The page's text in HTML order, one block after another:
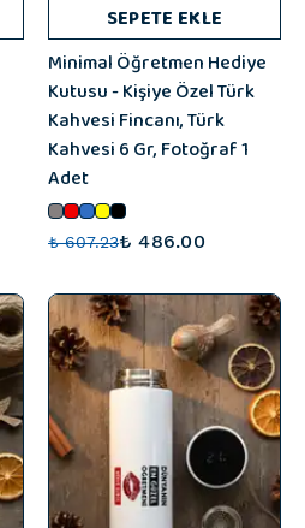
SEPETE EKLE
Minimal Öğretmen Hediye
Kutusu - Kişiye Özel Türk
Kahvesi Fincanı, Türk
Kahvesi 6 Gr, Fotoğraf 1
Adet
₺ 607.23₺ 486.00